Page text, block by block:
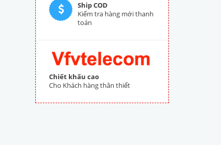
Ship COD
Kiểm tra hàng mới thanh
toán
Chiết khấu cao
Cho Khách hàng thân thiết